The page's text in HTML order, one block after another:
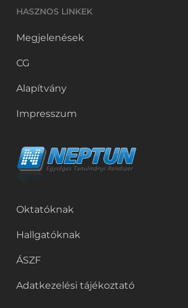
HASZNOS LINKEK
Megjelenések
CG
Alapítvány
Impresszum
Oktatóknak
Hallgatóknak
ÁSZF
Adatkezelési tájékoztató